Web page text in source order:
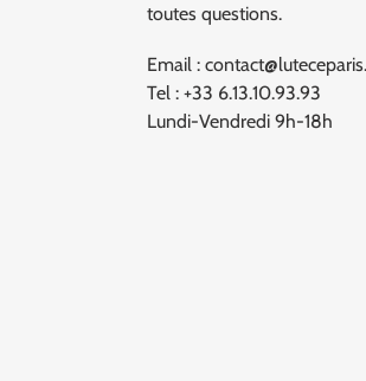
toutes questions.
Email :
Tel : +33 6.13.10.93.93
Lundi-Vendredi 9h-18h